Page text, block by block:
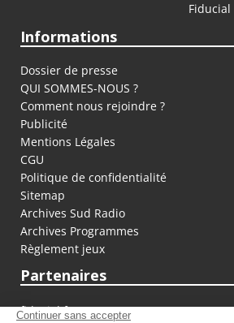
Fiducial
Informations
Dossier de presse
QUI SOMMES-NOUS ?
Comment nous rejoindre ?
Publicité
Mentions Légales
CGU
Politique de confidentialité
Sitemap
Archives Sud Radio
Archives Programmes
Règlement jeux
Partenaires
fiducial.fr